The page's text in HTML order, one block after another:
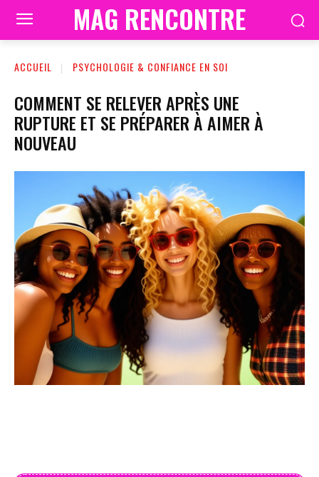
MAG RENCONTRE
ACCUEIL PSYCHOLOGIE & CONFIANCE EN SOI
COMMENT SE RELEVER APRÈS UNE
RUPTURE ET SE PRÉPARER À AIMER À
NOUVEAU